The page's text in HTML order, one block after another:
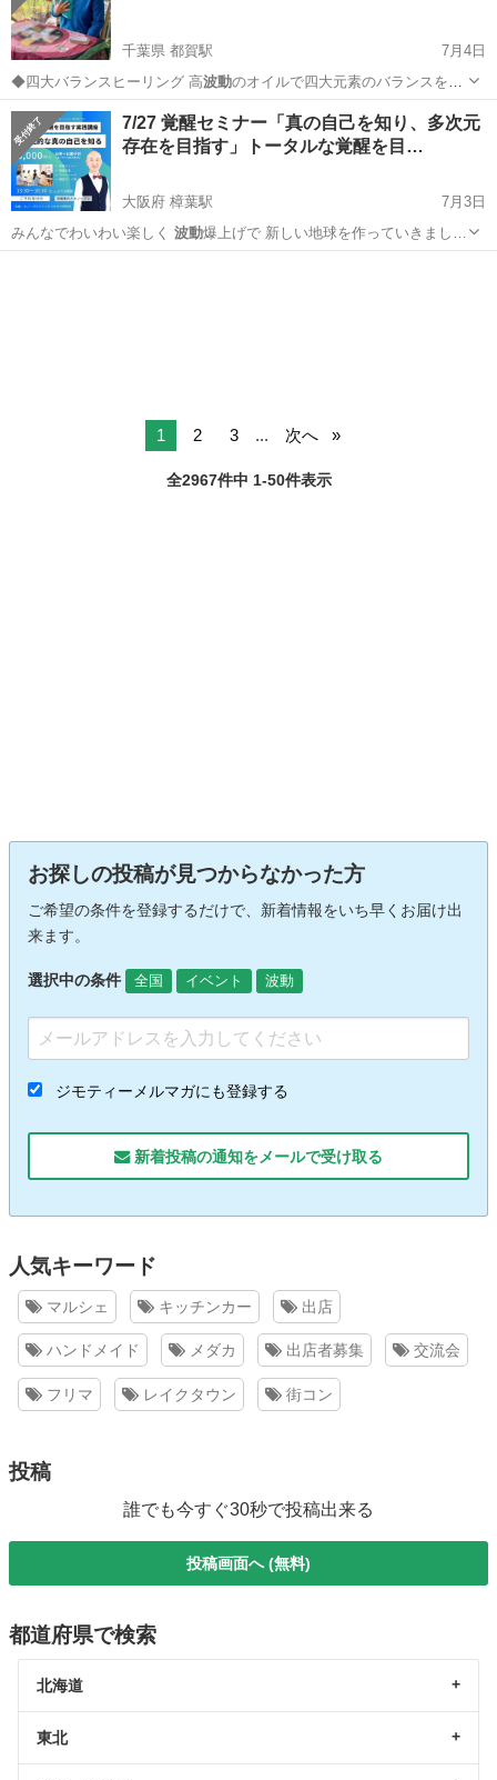
千葉県 都賀駅
7月4日
◆四大バランスヒーリング⁡⁡ 高波動のオイルで四大元素のバランスを整
えます…
千葉 千葉市 都賀駅 その他 ヒーリング
7/27 覚醒セミナー「真の自己を知り、多次元
存在を目指す」トータルな覚醒を目…
大阪府 樟葉駅
7月3日
みんなでわいわい楽しく 波動爆上げで 新しい地球を作っていきまし…
1 2 3 ... 次へ
全2967件中 1-50件表示
お探しの投稿が見つからなかった方
ご希望の条件を登録するだけで、新着情報をいち早くお届け出
来ます。
選択中の条件 全国 イベント 波動
ジモティーメルマガにも登録する
新着投稿の通知をメールで受け取る
人気キーワード
マルシェ キッチンカー 出店
ハンドメイド メダカ 出店者募集 交流会
フリマ レイクタウン 街コン
投稿
誰でも今すぐ30秒で投稿出来る
投稿画面へ (無料)
都道府県で検索
北海道
東北